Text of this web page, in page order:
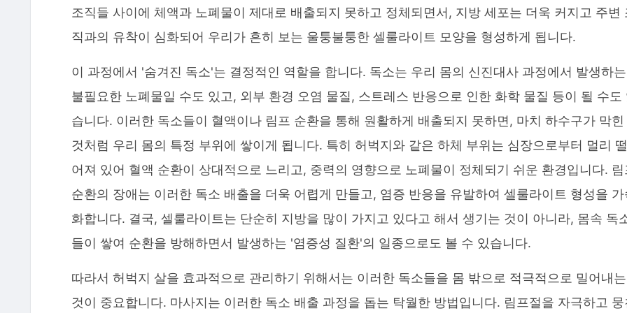
조직들 사이에 체액과 노폐물이 제대로 배출되지 못하고 정체되면서, 지방 세포는 더욱 커지고 주변
직과의 유착이 심화되어 우리가 흔히 보는 울퉁불퉁한 셀룰라이트 모양을 형성하게 됩니다.
이 과정에서 '숨겨진 독소'는 결정적인 역할을 합니다. 독소는 우리 몸의 신진대사 과정에서 발생하는
불필요한 노폐물일 수도 있고, 외부 환경 오염 물질, 스트레스 반응으로 인한 화학 물질 등이 될 수도
습니다. 이러한 독소들이 혈액이나 림프 순환을 통해 원활하게 배출되지 못하면, 마치 하수구가 막힌
것처럼 우리 몸의 특정 부위에 쌓이게 됩니다. 특히 허벅지와 같은 하체 부위는 심장으로부터 멀리 떨
어져 있어 혈액 순환이 상대적으로 느리고, 중력의 영향으로 노폐물이 정체되기 쉬운 환경입니다. 림
순환의 장애는 이러한 독소 배출을 더욱 어렵게 만들고, 염증 반응을 유발하여 셀룰라이트 형성을 가
화합니다. 결국, 셀룰라이트는 단순히 지방을 많이 가지고 있다고 해서 생기는 것이 아니라, 몸속 독
들이 쌓여 순환을 방해하면서 발생하는 '염증성 질환'의 일종으로도 볼 수 있습니다.
따라서 허벅지 살을 효과적으로 관리하기 위해서는 이러한 독소들을 몸 밖으로 적극적으로 밀어내는
것이 중요합니다. 마사지는 이러한 독소 배출 과정을 돕는 탁월한 방법입니다. 림프절을 자극하고 뭉